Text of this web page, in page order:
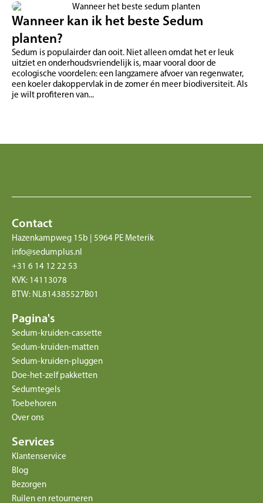
Wanneer kan ik het beste Sedum
planten?
Sedum is populairder dan ooit. Niet alleen omdat het er leuk
uitziet en onderhoudsvriendelijk is, maar vooral door de
ecologische voordelen: een langzamere afvoer van regenwater,
een koeler dakoppervlak in de zomer én meer biodiversiteit. Als
je wilt profiteren van...
Contact
Hazenkampweg 15b | 5964 PE Meterik
info@sedumplus.nl
+31 6 14 12 22 53
KVK: 14113078
BTW: NL814385527B01
Pagina's
Sedum-kruiden-cassette
Sedum-kruiden-matten
Sedum-kruiden-pluggen
Doe-het-zelf pakketten
Sedumtegels
Toebehoren
Over ons
Services
Klantenservice
Blog
Bezorgen
Ruilen en retourneren